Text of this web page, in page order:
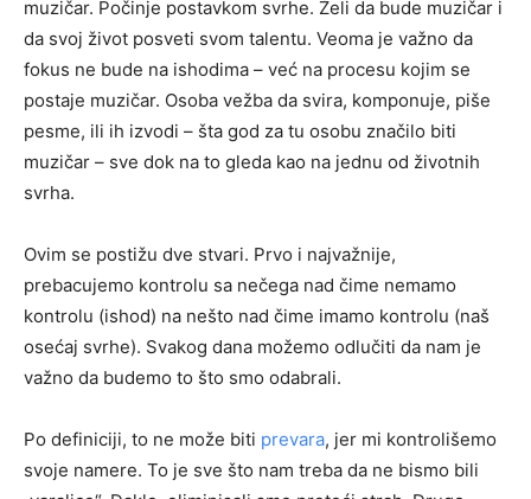
muzičar. Počinje postavkom svrhe. Želi da bude muzičar i
da svoj život posveti svom talentu. Veoma je važno da
fokus ne bude na ishodima – već na procesu kojim se
postaje muzičar. Osoba vežba da svira, komponuje, piše
pesme, ili ih izvodi – šta god za tu osobu značilo biti
muzičar – sve dok na to gleda kao na jednu od životnih
svrha.
Ovim se postižu dve stvari. Prvo i najvažnije,
prebacujemo kontrolu sa nečega nad čime nemamo
kontrolu (ishod) na nešto nad čime imamo kontrolu (naš
osećaj svrhe). Svakog dana možemo odlučiti da nam je
važno da budemo to što smo odabrali.
Po definiciji, to ne može biti prevara, jer mi kontrolišemo
svoje namere. To je sve što nam treba da ne bismo bili